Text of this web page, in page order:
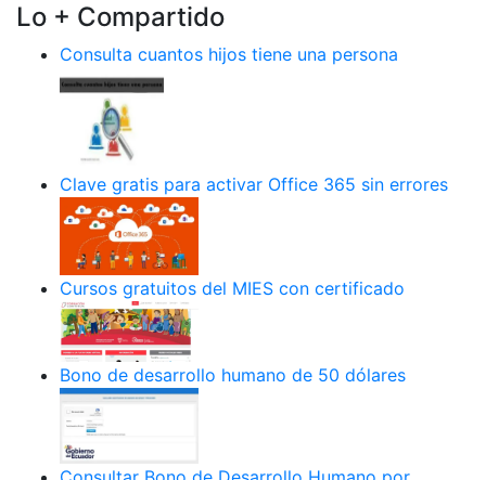
Lo + Compartido
Consulta cuantos hijos tiene una persona
Clave gratis para activar Office 365 sin errores
Cursos gratuitos del MIES con certificado
Bono de desarrollo humano de 50 dólares